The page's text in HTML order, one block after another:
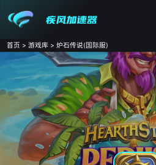
首页 >游戏库 >炉石传说(国际服)